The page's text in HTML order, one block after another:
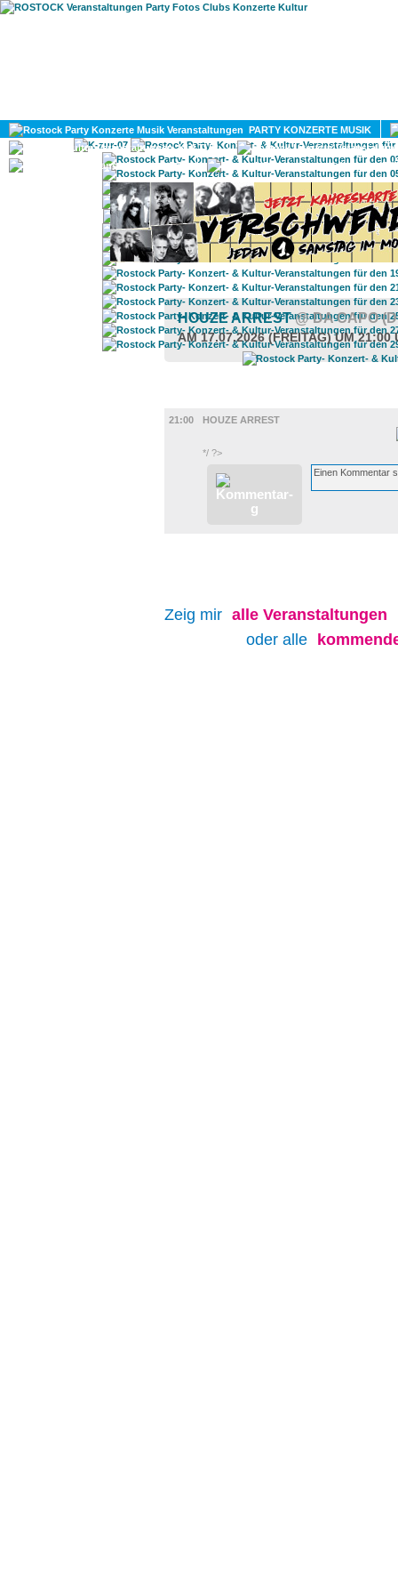
PARTY KONZERTE MUSIK
KULTUR
GAY
HOUZE ARREST@ DA CAPO
AM 17.07.2026 (FREITAG) UM 21:00
21:00
HOUZE ARREST
*/ ?>
Zeig mir alle Veranstaltungen
oder alle